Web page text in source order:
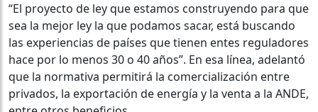
“El proyecto de ley que estamos construyendo para que
sea la mejor ley la que podamos sacar, está buscando
las experiencias de países que tienen entes reguladores
hace por lo menos 30 o 40 años”. En esa línea, adelantó
que la normativa permitirá la comercialización entre
privados, la exportación de energía y la venta a la ANDE,